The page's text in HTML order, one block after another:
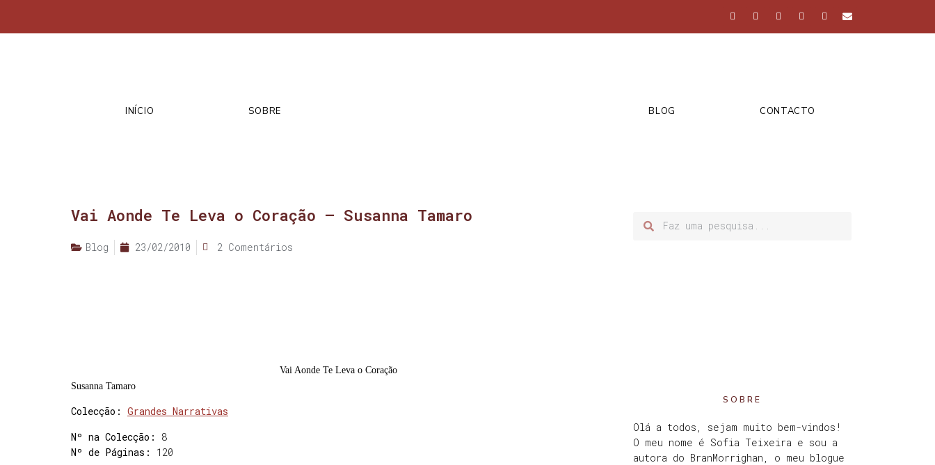
INÍCIO SOBRE BLOG CONTACTO
Vai Aonde Te Leva o Coração – Susanna Tamaro
Blog 23/02/2010 2 Comentários
Vai Aonde Te Leva o Coração
Susanna Tamaro
Colecção: Grandes Narrativas
Nº na Colecção:
8
Nº de Páginas:
120
SOBRE
Olá a todos, sejam muito bem-vindos!
O meu nome é Sofia Teixeira e sou a
autora do BranMorrighan, o meu blogue